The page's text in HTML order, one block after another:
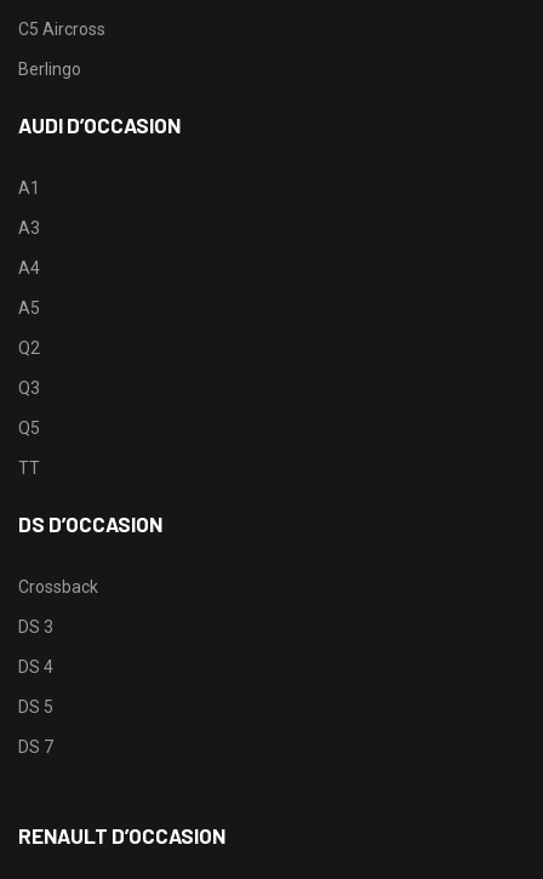
C5 Aircross
Berlingo
AUDI D’OCCASION
A1
A3
A4
A5
Q2
Q3
Q5
TT
DS D’OCCASION
Crossback
DS 3
DS 4
DS 5
DS 7
RENAULT D’OCCASION